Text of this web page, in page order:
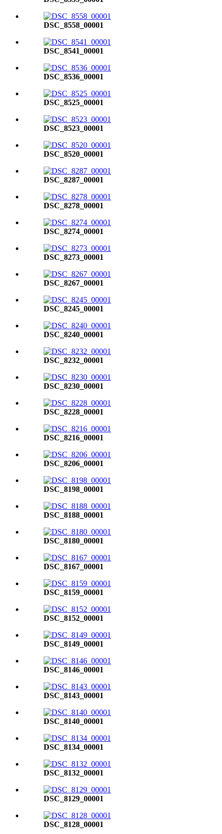
DSC_8558_00001
DSC_8541_00001
DSC_8536_00001
DSC_8525_00001
DSC_8523_00001
DSC_8520_00001
DSC_8287_00001
DSC_8278_00001
DSC_8274_00001
DSC_8273_00001
DSC_8267_00001
DSC_8245_00001
DSC_8240_00001
DSC_8232_00001
DSC_8230_00001
DSC_8228_00001
DSC_8216_00001
DSC_8206_00001
DSC_8198_00001
DSC_8188_00001
DSC_8180_00001
DSC_8167_00001
DSC_8159_00001
DSC_8152_00001
DSC_8149_00001
DSC_8146_00001
DSC_8143_00001
DSC_8140_00001
DSC_8134_00001
DSC_8132_00001
DSC_8129_00001
DSC_8128_00001